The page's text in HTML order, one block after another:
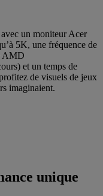
un moniteur Acer
5K, une fréquence de
AMD
et un temps de
de visuels de jeux
imaginaient.
unique